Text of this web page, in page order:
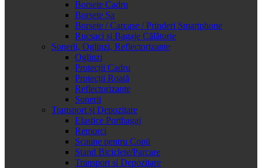
Borsete Cadru
Borsete Șa
Borsete / Carcase / Prinderi Smartphone
Rucsaci și Bagaje Călătorie
Sonerii, Oglinzi, Reflectorizante
Oglinzi
Protecții Cadru
Protecții Roată
Reflectorizante
Sonerii
Transport și Depozitare
Elastice Portbagaj
Remorci
Scaune pentru Copii
Stand Biciclete/Parcare
Transport si Depozitare